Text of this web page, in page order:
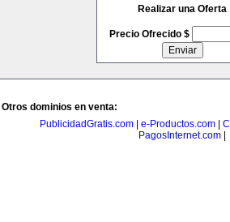
Realizar una Oferta
Precio Ofrecido $
Otros dominios en venta:
PublicidadGratis.com
e-Productos.com
PagosInternet.com